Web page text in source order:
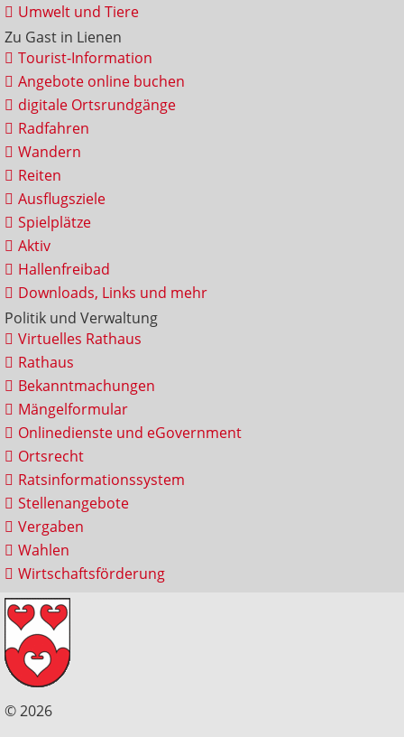
Umwelt und Tiere
Zu Gast in Lienen
Tourist-Information
Angebote online buchen
digitale Ortsrundgänge
Radfahren
Wandern
Reiten
Ausflugsziele
Spielplätze
Aktiv
Hallenfreibad
Downloads, Links und mehr
Politik und Verwaltung
Virtuelles Rathaus
Rathaus
Bekanntmachungen
Mängelformular
Onlinedienste und eGovernment
Ortsrecht
Ratsinformationssystem
Stellenangebote
Vergaben
Wahlen
Wirtschaftsförderung
© 2026